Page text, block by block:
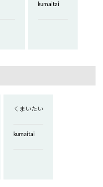
kumaitai
くまいたい
kumaitai